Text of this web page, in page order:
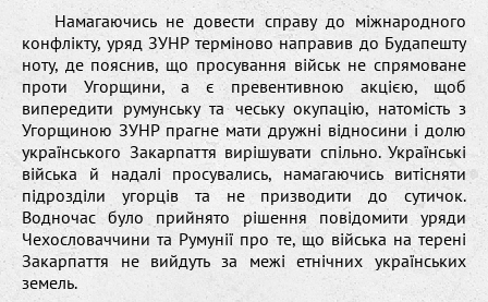
Намагаючись не довести справу до міжнародного
конфлікту, уряд ЗУНР терміново направив до Будапешту
ноту, де пояснив, що просування військ не спрямоване
проти Угорщини, а є превентивною акцією, щоб
випередити румунську та чеську окупацію, натомість з
Угорщиною ЗУНР прагне мати дружні відносини і долю
українського Закарпаття вирішувати спільно. Українські
війська й надалі просувались, намагаючись витісняти
підрозділи угорців та не призводити до сутичок.
Водночас було прийнято рішення повідомити уряди
Чехословаччини та Румунії про те, що війська на терені
Закарпаття не вийдуть за межі етнічних українських
земель.